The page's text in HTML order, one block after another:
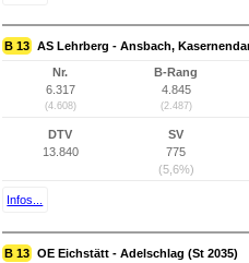
B 13 AS Lehrberg - Ansbach,
Nr.
6.317
(4.608)
B-Rang
4.845
(2.487)
DTV
13.840
SV
775
(5,6%)
Infos...
B 13 OE Eichstätt - Adelschlag (St 2035)